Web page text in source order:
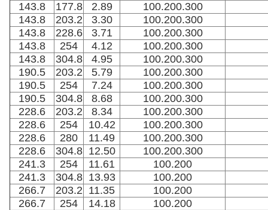
143.8
177.8 2.89
100.200.300
143.8
203.2 3.30
100.200.300
143.8
228.6 3.71
100.200.300
143.8
254 4.12
100.200.300
143.8
304.8 4.95
100.200.300
190.5
203.2 5.79
100.200.300
190.5
254 7.24
100.200.300
190.5
304.8 8.68
100.200.300
228.6
203.2 8.34
100.200.300
228.6
254 10.42
100.200.300
228.6
280 11.49
100.200.300
228.6
304.8 12.50
100.200.300
241.3
254 11.61
100.200
241.3
304.8 13.93
100.200
266.7
203.2 11.35
100.200
266.7
254 14.18
100.200